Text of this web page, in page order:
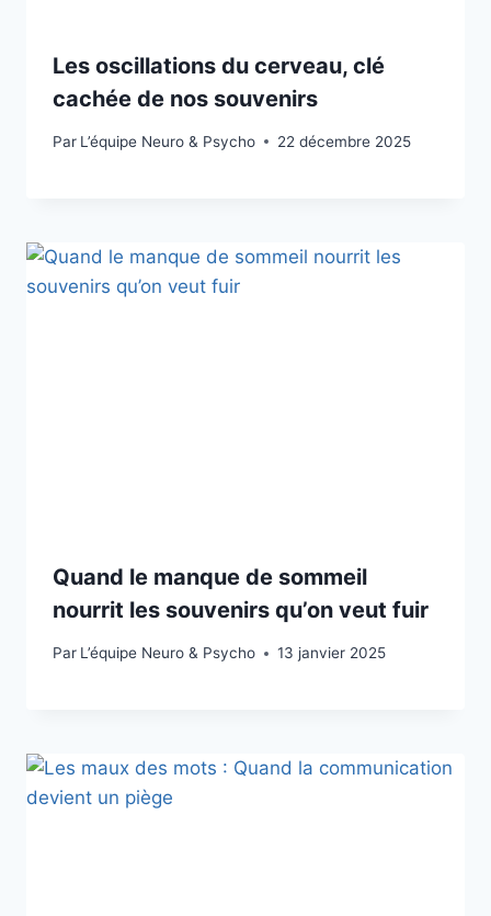
Les oscillations du cerveau, clé
cachée de nos souvenirs
Par L’équipe Neuro & Psycho 22 décembre 2025
Quand le manque de sommeil
nourrit les souvenirs qu’on veut fuir
Par L’équipe Neuro & Psycho 13 janvier 2025